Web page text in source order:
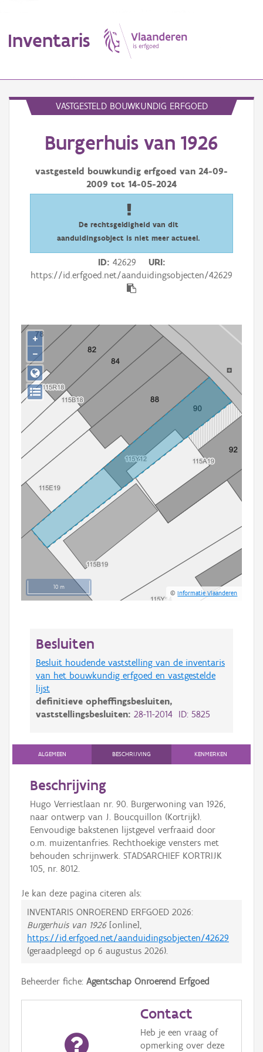
Inventaris
Erfgoedobject
Aanduidingsobject
Waarneming
Persoon of collectief
Aanmelden
VASTGESTELD BOUWKUNDIG ERFGOED
Burgerhuis van 1926
vastgesteld bouwkundig erfgoed van 24-09-
2009 tot 14-05-2024
De rechtsgeldigheid van dit
aanduidingsobject is niet meer actueel.
ID 42629
URI
https://id.erfgoed.net/aanduidingsobjecten/42629
10 m
©Informatie Vlaanderen
+
−
Besluiten
Besluit houdende vaststelling van de inventaris
van het bouwkundig erfgoed en vastgestelde
lijst
definitieve opheffingsbesluiten,
vaststellingsbesluiten: 28-11-2014 ID: 5825
ALGEMEEN BESCHRIJVING KENMERKEN
Beschrijving
Hugo Verriestlaan nr. 90. Burgerwoning van 1926,
naar ontwerp van J. Boucquillon (Kortrijk).
Eenvoudige bakstenen lijstgevel verfraaid door
o.m. muizentanfries. Rechthoekige vensters met
behouden schrijnwerk. STADSARCHIEF KORTRIJK
105, nr. 8012.
Je kan deze pagina citeren als:
INVENTARIS ONROEREND ERFGOED 2026:
Burgerhuis van 1926[online],
https://id.erfgoed.net/aanduidingsobjecten/42629
(geraadpleegd op 6 augustus 2026).
Beheerder fiche: Agentschap Onroerend Erfgoed
Contact
Heb je een vraag of
opmerking over deze